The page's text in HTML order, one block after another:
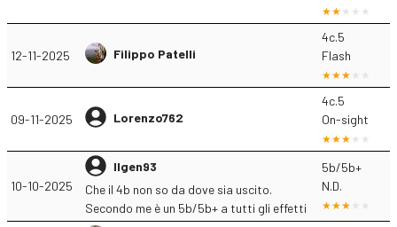
12-11-2025 Filippo Patelli
4c.5
Flash
09-11-2025 Lorenzo762
4c.5
On-sight
10-10-2025
Ilgen93
Che il 4b non so da dove sia uscito.
Secondo me è un 5b/5b+ a tutti gli effetti
5b/5b+
N.D.